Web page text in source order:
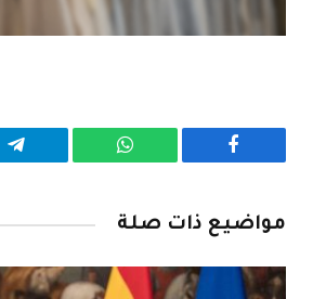
فيسبوك واتساب
مواضيع ذات صلة